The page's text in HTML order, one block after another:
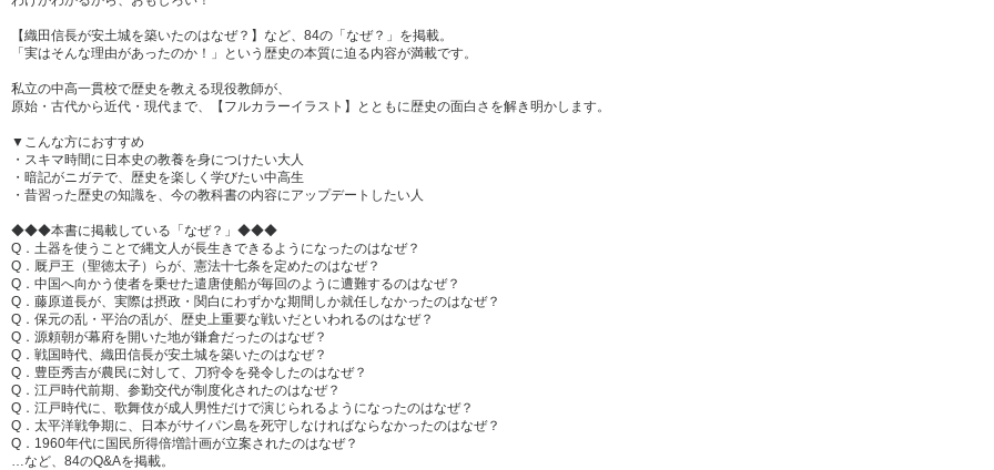
【織田信長が安土城を築いたのはなぜ？】など、84の「なぜ？」を掲載。
「実はそんな理由があったのか！」という歴史の本質に迫る内容が満載です。
私立の中高一貫校で歴史を教える現役教師が、
原始・古代から近代・現代まで、【フルカラーイラスト】とともに歴史の面白さを解き明かします。
▼こんな方におすすめ
・スキマ時間に日本史の教養を身につけたい大人
・暗記がニガテで、歴史を楽しく学びたい中高生
・昔習った歴史の知識を、今の教科書の内容にアップデートしたい人
◆◆◆本書に掲載している「なぜ？」◆◆◆
Q．土器を使うことで縄文人が長生きできるようになったのはなぜ？
Q．厩戸王（聖徳太子）らが、憲法十七条を定めたのはなぜ？
Q．中国へ向かう使者を乗せた遣唐使船が毎回のように遭難するのはなぜ？
Q．藤原道長が、実際は摂政・関白にわずかな期間しか就任しなかったのはなぜ？
Q．保元の乱・平治の乱が、歴史上重要な戦いだといわれるのはなぜ？
Q．源頼朝が幕府を開いた地が鎌倉だったのはなぜ？
Q．戦国時代、織田信長が安土城を築いたのはなぜ？
Q．豊臣秀吉が農民に対して、刀狩令を発令したのはなぜ？
Q．江戸時代前期、参勤交代が制度化されたのはなぜ？
Q．江戸時代に、歌舞伎が成人男性だけで演じられるようになったのはなぜ？
Q．太平洋戦争期に、日本がサイパン島を死守しなければならなかったのはなぜ？
Q．1960年代に国民所得倍増計画が立案されたのはなぜ？
…など、84のQ&Aを掲載。